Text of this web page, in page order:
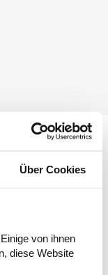
Über Cookies
von ihnen
diese Website